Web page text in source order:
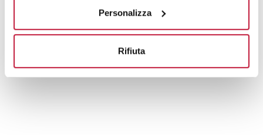
Personalizza
Rifiuta
Spedizioni gratuite
Articoli, guide, lasciati ispirare...